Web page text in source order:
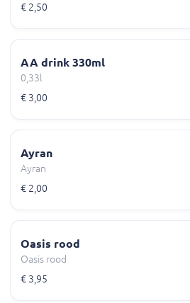
€ 2,50
AA drink 330ml
0,33l
€ 3,00
Ayran
Ayran
€ 2,00
Oasis rood
Oasis rood
€ 3,95